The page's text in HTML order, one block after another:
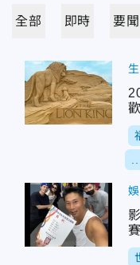
全部 即時 要聞